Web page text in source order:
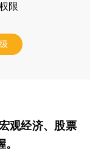
限
观经济、股票